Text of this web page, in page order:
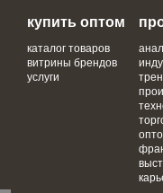
купить оптом
каталог товаров
витрины брендов
услуги